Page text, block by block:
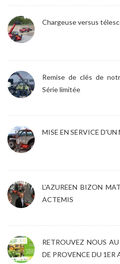
Chargeuse versus
Remise de clés de
Série limitée
MISE EN SERVICE
L’AZUREEN BIZON
ACTEMIS
RETROUVEZ NOUS
DE PROVENCE DU 1ER